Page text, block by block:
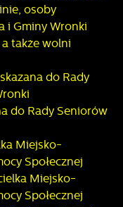
osoby
i Gminy Wronki
także wolni
do Rady
do Rady Seniorów
Miejsko-
Społecznej
Miejsko-
Społecznej
pliki
ilości funkcji na
rozwijać się i
informacji w
miejsca oraz
serwisy www.
serwisów
wśród
są przetwarzane w
na analityczne
Ci
stronach naszych